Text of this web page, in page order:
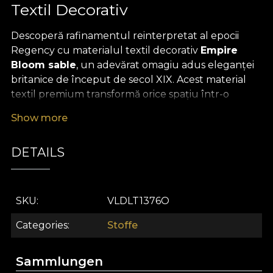
Textil Decorativ
Descoperă rafinamentul reinterpretat al epocii
Regency cu materialul textil decorativ Empire
Bloom sable, un adevărat omagiu adus eleganței
britanice de început de secol XIX. Acest material
textil premium transformă orice spațiu într-o
ample se reunesc într-un model bogat, simetric și
englezești. Paleta cromatică sofisticată, dominată
de nuanța sable – un gri-bej profund și cald – este
accente subtile de verde-pădure sau albastru
închis, oferind o notă de dramatism elegant fiecărei
încăperi.
recomandă pentru numeroase proiecte de design
Show more
DETAILS
SKU VLDLT1376O
Categories Stoffe
Sammlungen